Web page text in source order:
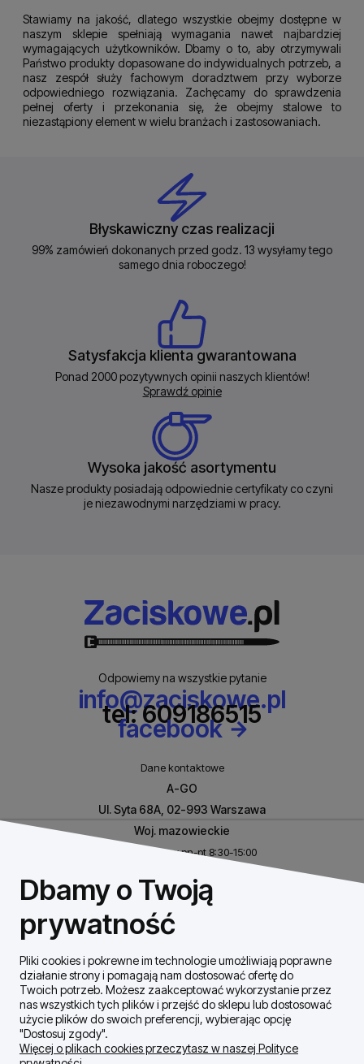
Stawiamy na jakość, dlatego wszystkie obejmy dostępne w
naszym sklepie spełniają wymagania nawet najbardziej
wymagających użytkowników. Dbamy o to, aby otrzymywali
Państwo produkty dopasowane do indywidualnych potrzeb, a
nasz zespół służy fachowym doradztwem przy wyborze
odpowiedniego rozwiązania. Zachęcamy do sprawdzenia
pełnej oferty i przekonania się, że obejmy stalowe to
niezastąpiony element w wielu branżach i zastosowaniach.
Błyskawiczny czas realizacji
99% zamówień dokonanych przed godz. 13 wysyłamy tego
samego dnia roboczego!
Satysfakcja klienta gwarantowana
Ponad 2000 pozytywnych opinii naszych klientów!
Sprawdź opinie
Wysoka jakość asortymentu
Nasze produkty posiadają odpowiednie certyfikaty co czyni
je niezawodnymi narzędziami w pracy.
Odpowiemy na wszystkie pytanie
info@zaciskowe.pl
tel: 609186515
facebook
Dane kontaktowe
A-GO
Ul. Syta 68A, 02-993 Warszawa
Woj. mazowieckie
Biuro czynne w pn-pt 8:30-15:00
REGON: 146926170
Szybki Kontakt
Dostawa / płatności
Dbamy o Twoją
prywatność
Pliki cookies i pokrewne im technologie umożliwiają poprawne
działanie strony i pomagają nam dostosować ofertę do
Twoich potrzeb. Możesz zaakceptować wykorzystanie przez
nas wszystkich tych plików i przejść do sklepu lub dostosować
użycie plików do swoich preferencji, wybierając opcję
"Dostosuj zgody".
Więcej o plikach cookies przeczytasz w naszej Polityce